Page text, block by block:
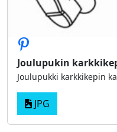
Joulupukin
Joulupukki karkkikepin
JPG